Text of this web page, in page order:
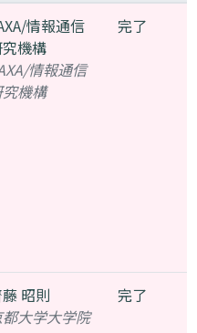
情報通信
機構
情報通信
究機構
完了
昭則
大学大学院
完了